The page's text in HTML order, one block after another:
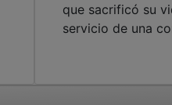
que sacrificó su
servicio de una